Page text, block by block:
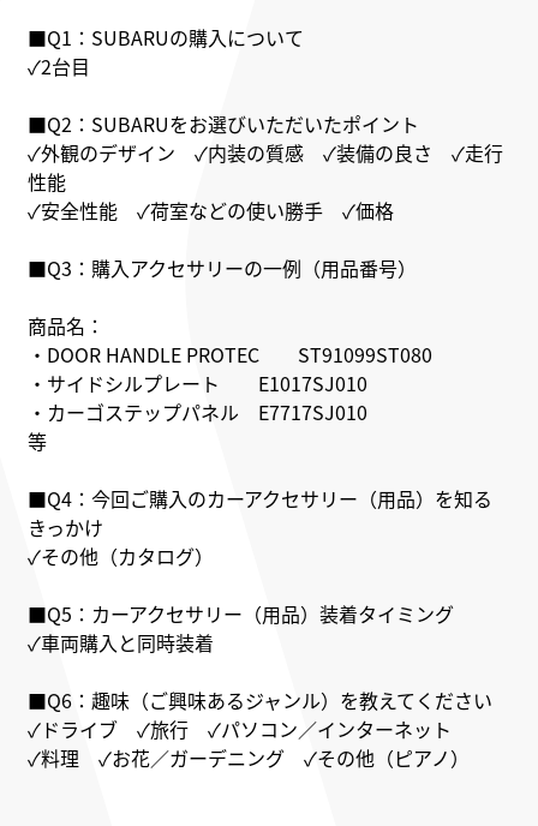
■Q1：SUBARUの購入について
✓2台目
■Q2：SUBARUをお選びいただいたポイント
✓外観のデザイン ✓内装の質感 ✓装備の良さ ✓走行
性能
✓安全性能 ✓荷室などの使い勝手 ✓価格
■Q3：購入アクセサリーの一例（用品番号）
商品名：
・DOOR HANDLE PROTEC ST91099ST080
・サイドシルプレート E1017SJ010
・カーゴステップパネル E7717SJ010
等
■Q4：今回ご購入のカーアクセサリー（用品）を知る
きっかけ
✓その他（カタログ）
■Q5：カーアクセサリー（用品）装着タイミング
✓車両購入と同時装着
■Q6：趣味（ご興味あるジャンル）を教えてください
✓ドライブ ✓旅行 ✓パソコン／インターネット
✓料理 ✓お花／ガーデニング ✓その他（ピアノ）